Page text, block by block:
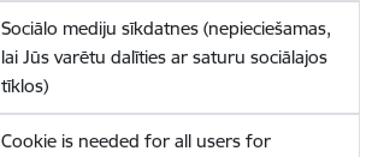
Sociālo mediju sīkdatnes (nepieciešamas,
lai Jūs varētu dalīties ar saturu sociālajos
tīklos)
Cookie is needed for all users for